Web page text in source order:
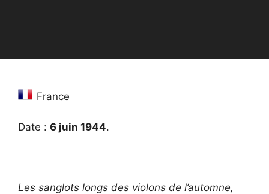
France
Date : 6 juin 1944.
Les sanglots longs des violons de l’automne,